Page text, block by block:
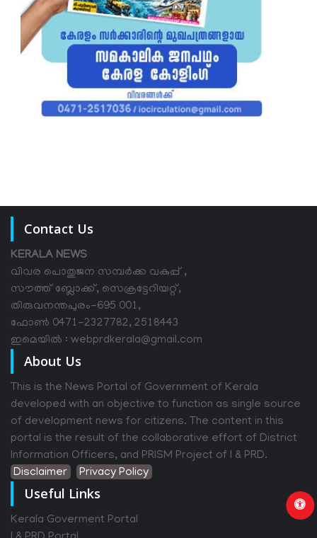
Contact Us
KERALA NEWS
വിവര പൊതുജന സമ്പര്‍ക്ക വകുപ്പ് ,
സൗത്ത് ബ്ലോക്ക്, സെക്രട്ടേറിയറ്റ്,
തിരുവനന്തപുരം-695 001,
ഫോൺ 0471-2327782, 2518443
ഇമെയിൽ : webprdkerala@gmail.com
About Us
This is the News Portal of Government of Kerala
developed with an objective to function as single source
of development news for citizens. The content in this
portal is the result of the collaborative effort of District
Information Officers, and PRISM Project of I & PRD.
Disclaimer
Privacy Policy
Useful Links
Kerala Goverment Portal